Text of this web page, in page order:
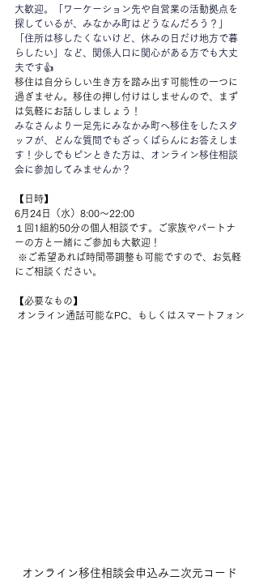
大歓迎。「ワーケーション先や自営業の活動拠点を
探しているが、みなかみ町はどうなんだろう？」
「住所は移したくないけど、休みの日だけ地方で暮
らしたい」など、関係人口に関心がある方でも大丈
夫です👍
移住は自分らしい生き方を踏み出す可能性の一つに
過ぎません。移住の押し付けはしませんので、まず
は気軽にお話ししましょう！
みなさんより一足先にみなかみ町へ移住をしたスタ
ッフが、どんな質問でもざっくばらんにお答えしま
す！少しでもピンときた方は、オンライン移住相談
会に参加してみませんか？
【日時】
6月24日（水）8:00～22:00
１回1組約50分の個人相談です。ご家族やパートナ
ーの方と一緒にご参加も大歓迎！
にご相談ください。
【必要なもの】
オンライン通話可能なPC、もしくはスマートフォン
オンライン移住相談会申込み二次元コード